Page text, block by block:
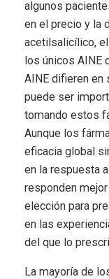
algunos
en el precio y la
acetilsalicílico,
los únicos AINE
AINE difieren en
puede ser
tomando estos
Aunque los
eficacia global
en la respuesta
responden
elección para
en las
del que lo
La mayoría de